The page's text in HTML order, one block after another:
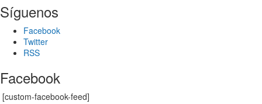
Síguenos
Facebook
Twitter
RSS
Facebook
[custom-facebook-feed]